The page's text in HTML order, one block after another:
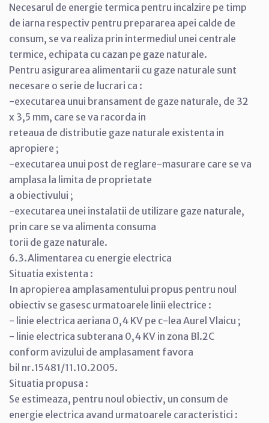
Necesarul de energie termica pentru incalzire pe timp
de iarna respectiv pentru prepararea apei calde de
consum, se va realiza prin intermediul unei centrale
termice, echipata cu cazan pe gaze naturale.
Pentru asigurarea alimentarii cu gaze naturale sunt
necesare o serie de lucrari ca :
-executarea unui bransament de gaze naturale, de 32
x 3,5 mm, care se va racorda in
reteaua de distributie gaze naturale existenta in
apropiere ;
-executarea unui post de reglare-masurare care se va
amplasa la limita de proprietate
a obiectivului ;
-executarea unei instalatii de utilizare gaze naturale,
prin care se va alimenta consuma
torii de gaze naturale.
6.3.Alimentarea cu energie electrica
Situatia existenta :
In apropierea amplasamentului propus pentru noul
obiectiv se gasesc urmatoarele linii electrice :
- linie electrica aeriana 0,4 KV pe c-lea Aurel Vlaicu ;
- linie electrica subterana 0,4 KV in zona Bl.2C
conform avizului de amplasament favora
bil nr.15481/11.10.2005.
Situatia propusa :
Se estimeaza, pentru noul obiectiv, un consum de
energie electrica avand urmatoarele caracteristici :